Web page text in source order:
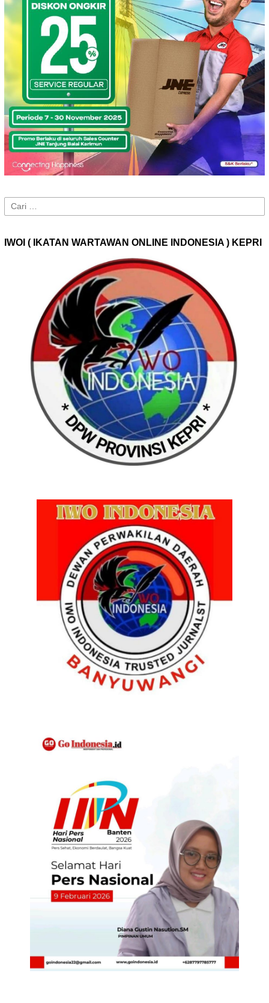
Cari
untuk:
IWOI ( IKATAN WARTAWAN ONLINE INDONESIA ) KEPRI